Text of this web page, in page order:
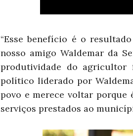
“Esse benefício é o
nosso amigo Waldemar da
produtividade do agricultor
político liderado por
povo e merece voltar porque
serviços prestados ao